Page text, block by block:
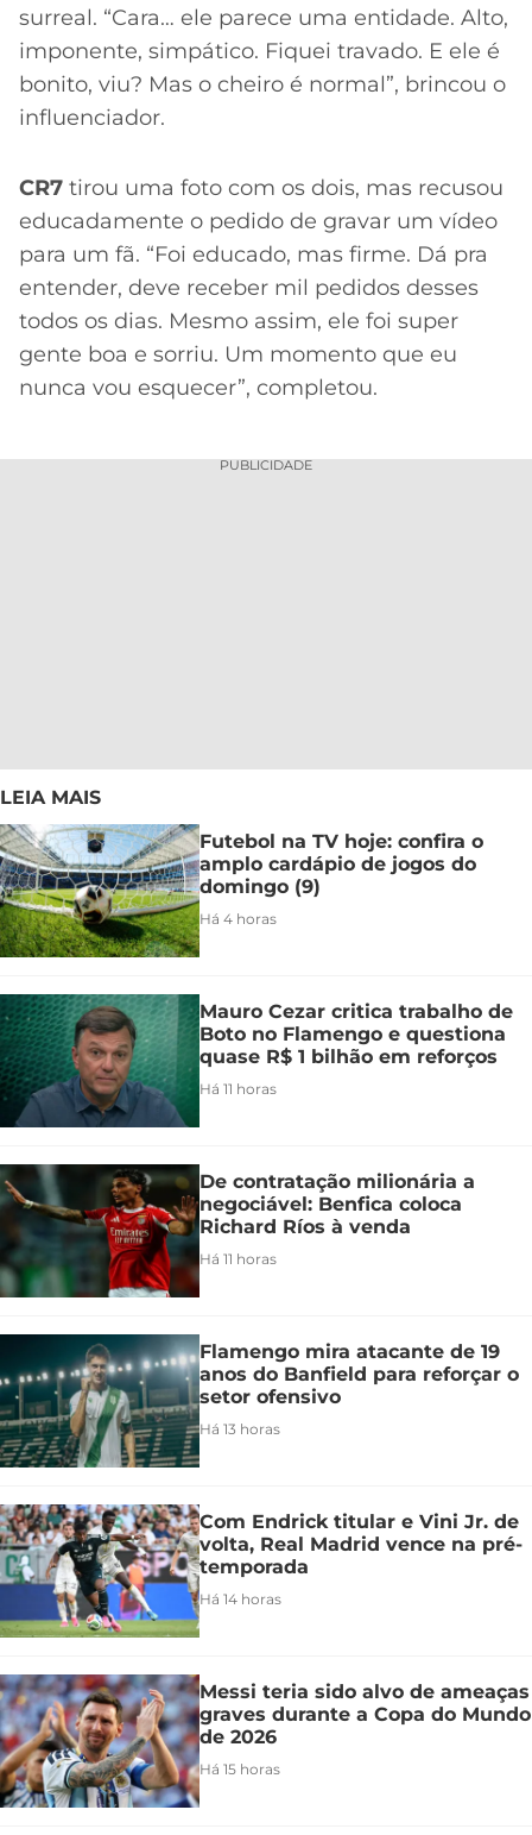
surreal. “Cara… ele parece uma entidade. Alto,
imponente, simpático. Fiquei travado. E ele é
bonito, viu? Mas o cheiro é normal”, brincou o
influenciador.
CR7 tirou uma foto com os dois, mas recusou
educadamente o pedido de gravar um vídeo
para um fã. “Foi educado, mas firme. Dá pra
entender, deve receber mil pedidos desses
todos os dias. Mesmo assim, ele foi super
gente boa e sorriu. Um momento que eu
nunca vou esquecer”, completou.
PUBLICIDADE
LEIA MAIS
Futebol na TV hoje: confira o
amplo cardápio de jogos do
domingo (9)
Há 4 horas
Mauro Cezar critica trabalho de
Boto no Flamengo e questiona
quase R$ 1 bilhão em reforços
Há 11 horas
De contratação milionária a
negociável: Benfica coloca
Richard Ríos à venda
Há 11 horas
Flamengo mira atacante de 19
anos do Banfield para reforçar o
setor ofensivo
Há 13 horas
Com Endrick titular e Vini Jr. de
volta, Real Madrid vence na pré-
temporada
Há 14 horas
Messi teria sido alvo de ameaças
graves durante a Copa do Mundo
de 2026
Há 15 horas